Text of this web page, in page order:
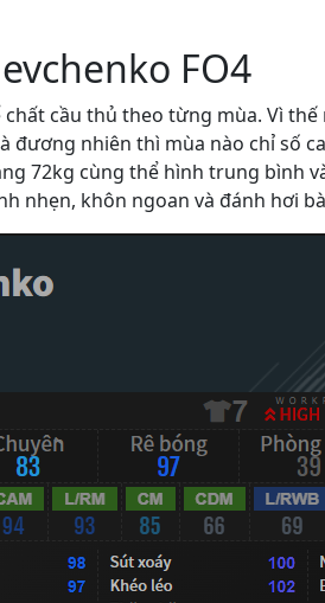
FO4
cầu thủ theo từng mùa. Vì
đương nhiên thì mùa nào chỉ số
72kg cùng thể hình trung bình
nhẹn, khôn ngoan và đánh hơi